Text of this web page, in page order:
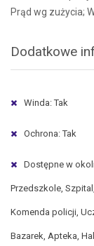
Prąd wg zużycia;
Dodatkowe
Winda: Tak
Ochrona: Tak
Dostępne w
Przedszkole,
Komenda policji,
Bazarek, Apteka,